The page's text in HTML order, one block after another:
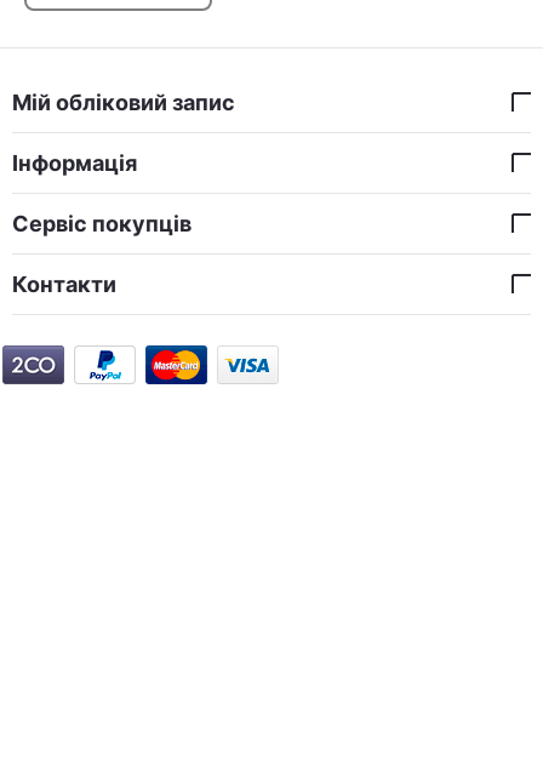
Мій обліковий запис
Інформація
Сервіс покупців
Контакти